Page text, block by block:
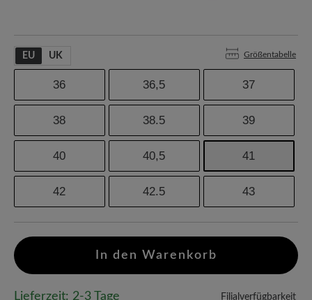
EU UK Größentabelle
36 36,5 37
38 38.5 39
40 40,5 41
42 42.5 43
In den Warenkorb
Lieferzeit: 2-3 Tage Filialverfügbarkeit